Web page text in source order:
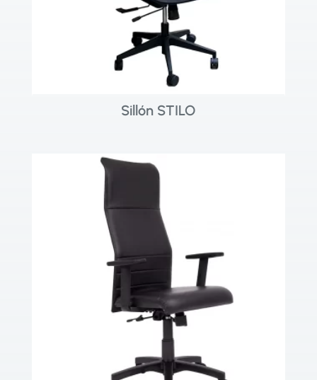
Sillón STILO